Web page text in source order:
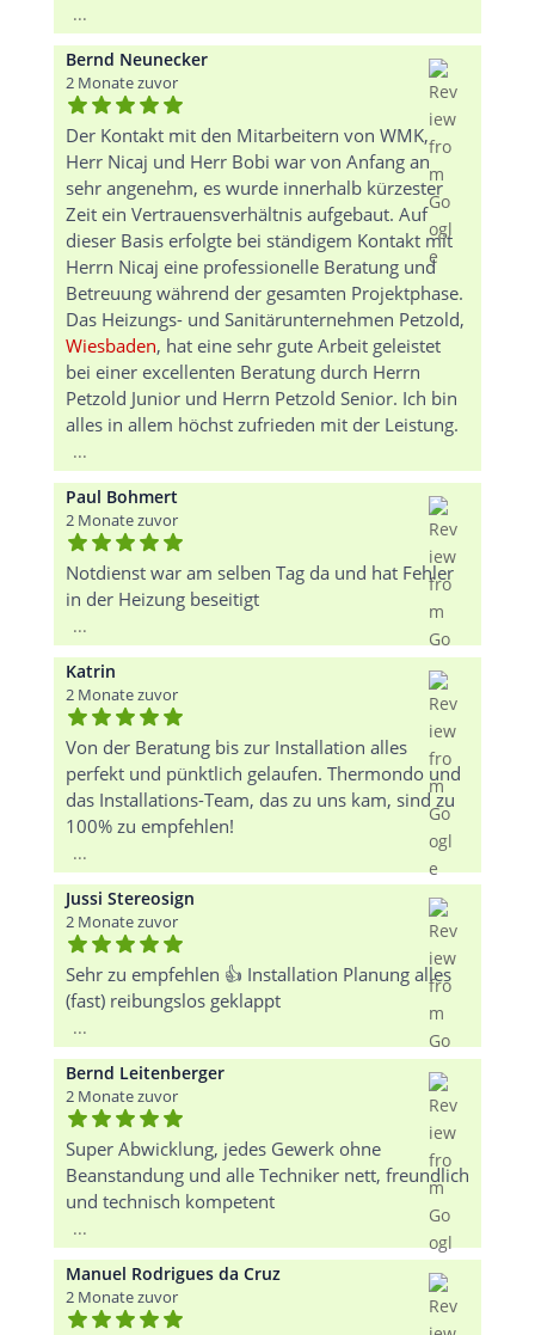
...
Bernd Neunecker
2 Monate zuvor
Der Kontakt mit den Mitarbeitern von WMK,
Herr Nicaj und Herr Bobi war von Anfang an
sehr angenehm, es wurde innerhalb kürzester
Zeit ein Vertrauensverhältnis aufgebaut. Auf
dieser Basis erfolgte bei ständigem Kontakt mit
Herrn Nicaj eine professionelle Beratung und
Betreuung während der gesamten Projektphase.
Das Heizungs- und Sanitärunternehmen Petzold,
Wiesbaden, hat eine sehr gute Arbeit geleistet
bei einer excellenten Beratung durch Herrn
Petzold Junior und Herrn Petzold Senior. Ich bin
alles in allem höchst zufrieden mit der Leistung.
...
Paul Bohmert
2 Monate zuvor
Notdienst war am selben Tag da und hat Fehler
in der Heizung beseitigt
...
Katrin
2 Monate zuvor
Von der Beratung bis zur Installation alles
perfekt und pünktlich gelaufen. Thermondo und
das Installations-Team, das zu uns kam, sind zu
100% zu empfehlen!
...
Jussi Stereosign
2 Monate zuvor
Sehr zu empfehlen 👍 Installation Planung alles
(fast) reibungslos geklappt
...
Bernd Leitenberger
2 Monate zuvor
Super Abwicklung, jedes Gewerk ohne
Beanstandung und alle Techniker nett, freundlich
und technisch kompetent
...
Manuel Rodrigues da Cruz
2 Monate zuvor